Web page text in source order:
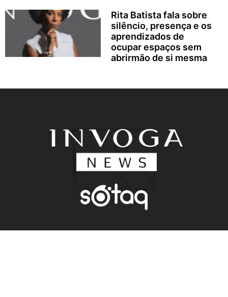
Rita Batista fala sobre
silêncio, presença e os
aprendizados de
ocupar espaços sem
abrirmão de si mesma